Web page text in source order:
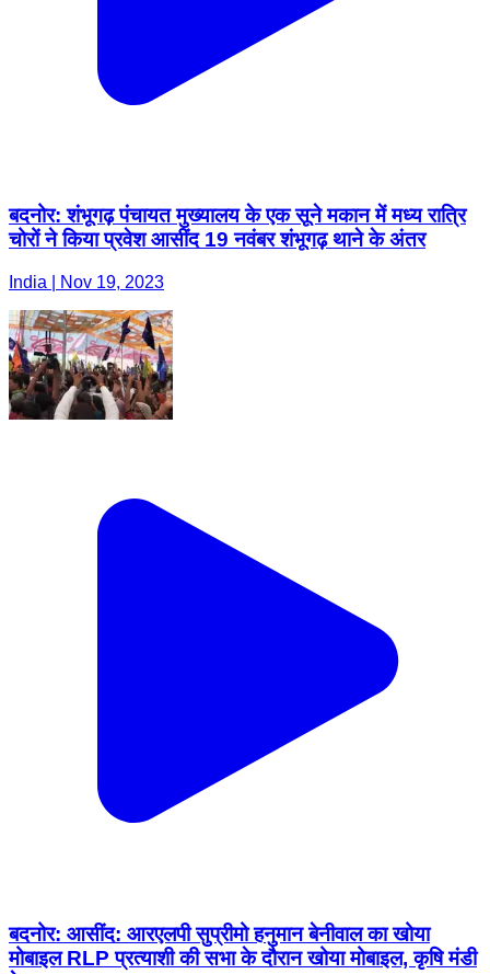
बदनोर: शंभूगढ़ पंचायत मुख्यालय के एक सूने मकान में मध्य रात्रि
चोरों ने किया प्रवेश आसींद 19 नवंबर शंभूगढ़ थाने के अंतर
India | Nov 19, 2023
बदनोर: आसींद: आरएलपी सुप्रीमो हनुमान बेनीवाल का खोया
मोबाइल RLP प्रत्याशी की सभा के दौरान खोया मोबाइल, कृषि मंडी